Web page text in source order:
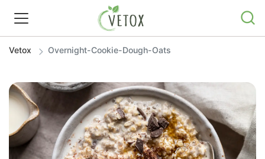
REZEPTWELT
WISSEN
SHOP
Vetox Overnight-Cookie-Dough-Oats